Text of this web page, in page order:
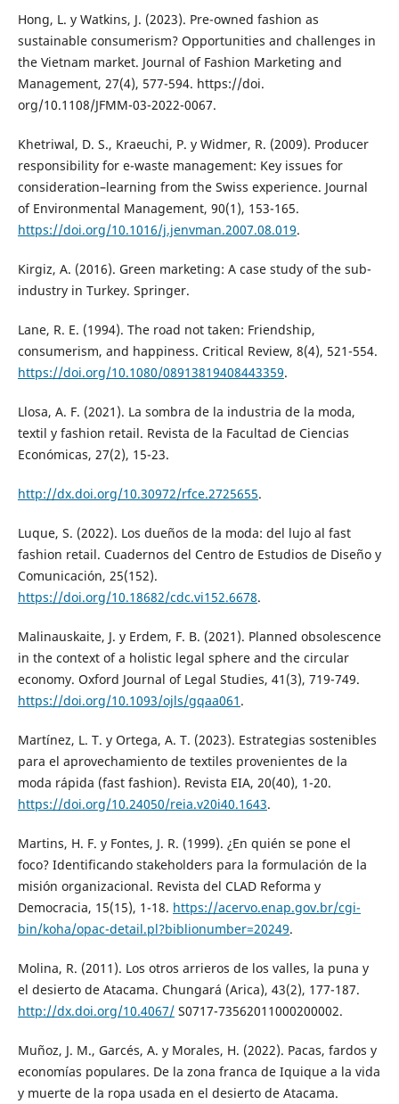
Hong, L. y Watkins, J. (2023). Pre-owned fashion as
sustainable consumerism? Opportunities and challenges in
the Vietnam market. Journal of Fashion Marketing and
Management, 27(4), 577-594. https://doi.
org/10.1108/JFMM-03-2022-0067.
Khetriwal, D. S., Kraeuchi, P. y Widmer, R. (2009). Producer
responsibility for e-waste management: Key issues for
consideration–learning from the Swiss experience. Journal
of Environmental Management, 90(1), 153-165.
https://doi.org/10.1016/j.jenvman.2007.08.019.
Kirgiz, A. (2016). Green marketing: A case study of the sub-
industry in Turkey. Springer.
Lane, R. E. (1994). The road not taken: Friendship,
consumerism, and happiness. Critical Review, 8(4), 521-554.
https://doi.org/10.1080/08913819408443359.
Llosa, A. F. (2021). La sombra de la industria de la moda,
textil y fashion retail. Revista de la Facultad de Ciencias
Económicas, 27(2), 15-23.
http://dx.doi.org/10.30972/rfce.2725655.
Luque, S. (2022). Los dueños de la moda: del lujo al fast
fashion retail. Cuadernos del Centro de Estudios de Diseño y
Comunicación, 25(152).
https://doi.org/10.18682/cdc.vi152.6678.
Malinauskaite, J. y Erdem, F. B. (2021). Planned obsolescence
in the context of a holistic legal sphere and the circular
economy. Oxford Journal of Legal Studies, 41(3), 719-749.
https://doi.org/10.1093/ojls/gqaa061 .
Martínez, L. T. y Ortega, A. T. (2023). Estrategias sostenibles
para el aprovechamiento de textiles provenientes de la
moda rápida (fast fashion). Revista EIA, 20(40), 1-20.
https://doi.org/10.24050/reia.v20i40.1643.
Martins, H. F. y Fontes, J. R. (1999). ¿En quién se pone el
foco? Identificando stakeholders para la formulación de la
misión organizacional. Revista del CLAD Reforma y
Democracia, 15(15), 1-18. https://acervo.enap.gov.br/cgi-
bin/koha/opac-detail.pl?biblionumber=20249.
Molina, R. (2011). Los otros arrieros de los valles, la puna y
el desierto de Atacama. Chungará (Arica), 43(2), 177-187.
http://dx.doi.org/10.4067/S0717-73562011000200002.
Muñoz, J. M., Garcés, A. y Morales, H. (2022). Pacas, fardos y
economías populares. De la zona franca de Iquique a la vida
y muerte de la ropa usada en el desierto de Atacama.